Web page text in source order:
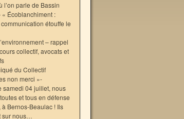
l’on parle de Bassin
« Écoblanchiment :
étouffe le
– rappel
collectif, avocats et
du Collectif
non merci »-
samedi 04 juillet, nous
et tous en défense
Bernos-Beaulac ! Ils
sur nous…